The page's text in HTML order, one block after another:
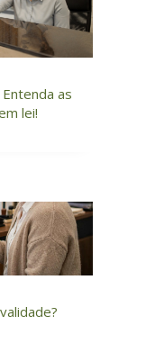
as
lei!